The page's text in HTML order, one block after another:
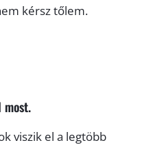
kérsz tőlem.
most.
viszik el a legtöbb